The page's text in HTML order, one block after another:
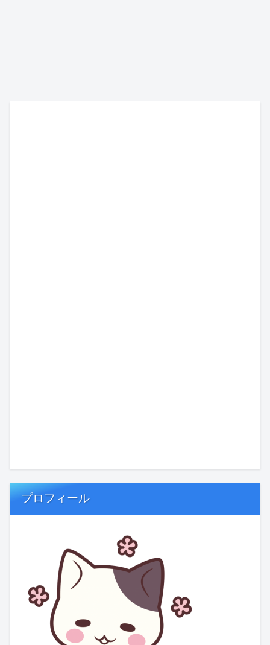
プロフィール